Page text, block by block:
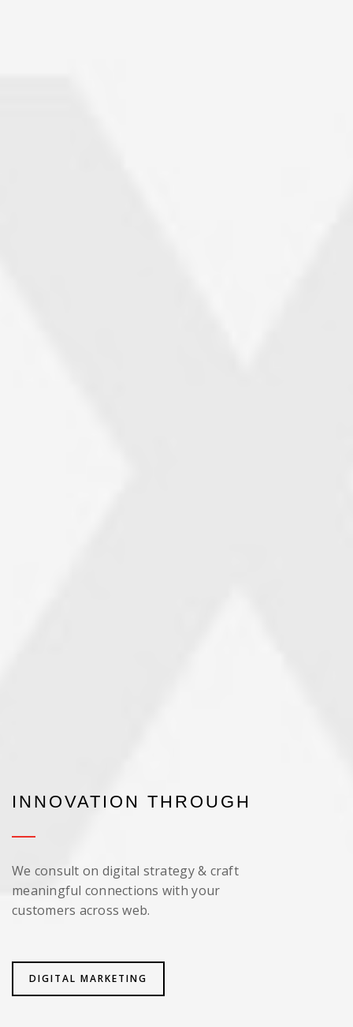
INNOVATION THROUGH
We consult on digital strategy & craft
meaningful connections with your
customers across web.
DIGITAL MARKETING